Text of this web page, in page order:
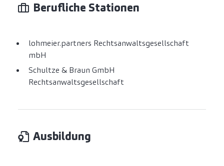
Berufliche Stationen
lohmeier.partners Rechtsanwaltsgesellschaft
mbH
Schultze & Braun GmbH
Rechtsanwaltsgesellschaft
Ausbildung